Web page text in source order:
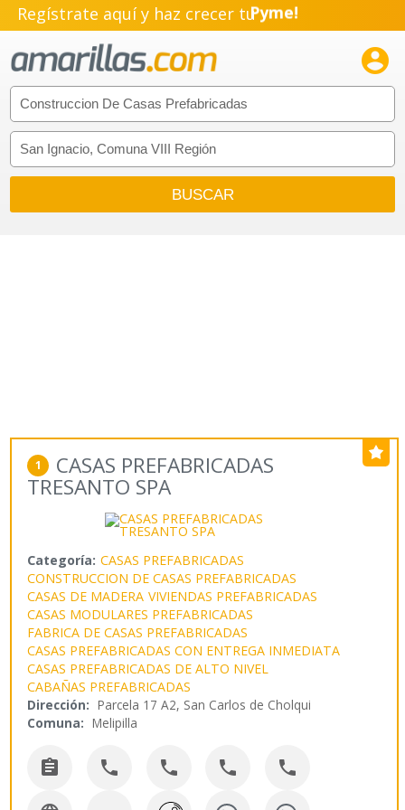
Regístrate aquí y haz crecer tuPyme!
Emprendimiento!

1 CASAS PREFABRICADAS
TRESANTO SPA
Categoría: CASAS PREFABRICADAS
CONSTRUCCION DE CASAS PREFABRICADAS
CASAS DE MADERA VIVIENDAS PREFABRICADAS
CASAS MODULARES PREFABRICADAS
FABRICA DE CASAS PREFABRICADAS
CASAS PREFABRICADAS CON ENTREGA INMEDIATA
CASAS PREFABRICADAS DE ALTO NIVEL
CABAÑAS PREFABRICADAS
Dirección: Parcela 17 A2, San Carlos de Cholqui
Comuna: Melipilla
    